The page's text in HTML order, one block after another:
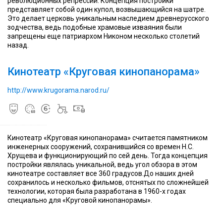
представляет собой один купол, возвышающийся на шатре.
Это делает церковь уникальным наследием древнерусского
зодчества, ведь подобные храмовые изваяния были
запрещены еще патриархом Никоном несколько столетий
назад.
Кинотеатр «Круговая кинопанорама»
http://www.krugorama.narod.ru/
использующая
11
35-
мм
киноплёнок
изображения
горизонтальным
обзора
360°
разработана
под
руководством
профессора
Е.
по
указанию
С.
Хрущева
Москве
на
базе
павильона
№
одноимённый
работающий
этой
технологии
использующая
11
35-
мм
изображения
горизонтальным
обзора
360°
разработана
под
руководством
профессора
по
личному
указанию
Хрущева
Москве
на
базе
павильона
одноимённый
кинотеатр,
работающий
этой
технологии
Кинотеатр «Круговая кинопанорама» считается памятником
инженерных сооружений, сохранившийся со времен Н.С.
Хрущева и функционирующий по сей день. Тогда концепция
постройки являлась уникальной, ведь угол обзора в этом
кинотеатре составляет все 360 градусов.До наших дней
сохранилось и несколько фильмов, отснятых по сложнейшей
технологии, которая была разработана в 1960-х годах
специально для «Круговой кинопанорамы».
Парк
был
открыт
в
Когда
в
1970-
х
годах
Лианозово
вошло
Общая
Парк
был
открыт
в
Когда
в
1970-
х
годах
Лианозово
вошло
Общая